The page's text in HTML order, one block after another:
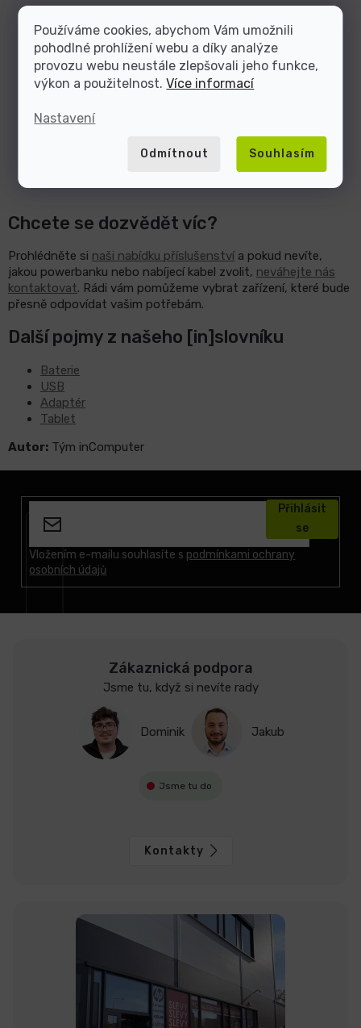
Používáme cookies, abychom Vám umožnili
pohodlné prohlížení webu a díky analýze
provozu webu neustále zlepšovali jeho funkce,
výkon a použitelnost.Více informací
Nastavení
Odmítnout Souhlasím
Chcete se dozvědět víc?
Prohlédněte si naši nabídku příslušenstvía pokud nevíte,
jakou powerbanku nebo nabíjecí kabel zvolit, neváhejte nás
kontaktovat. Rádi vám pomůžeme vybrat zařízení, které bude
přesně odpovídat vašim potřebám.
Další pojmy z našeho [in]slovníku
Baterie
USB
Adaptér
Tablet
Autor: Tým inComputer
Vložením e-mailu souhlasíte s podmínkami ochrany
osobních údajů
Přihlásit
se
Zákaznická podpora
Jsme tu, když si nevíte rady
Dominik Jakub
Jsme tu do
Kontakty